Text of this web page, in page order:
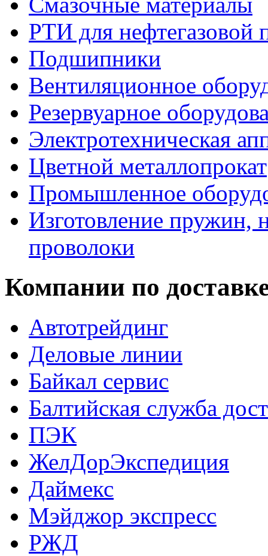
РТИ для
Подшипники
Вентиляционное
Резервуарное
Электротехническая
Цветной металлопрокат
Промышленное
Изготовление пружин,
проволоки
Компании по
Автотрейдинг
Деловые линии
Байкал сервис
Балтийская служба
ПЭК
ЖелДорЭкспедиция
Даймекс
Мэйджор экспресс
РЖД